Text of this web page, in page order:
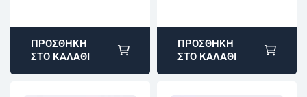
ΠΡΟΣΘΉΚΗ
ΣΤΟ ΚΑΛΆΘΙ
ΠΡΟΣΘΉΚΗ
ΣΤΟ ΚΑΛΆΘΙ